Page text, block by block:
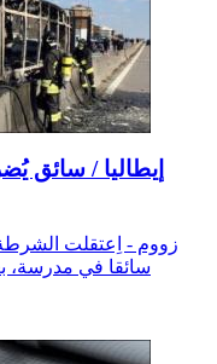
زووم - اِعتقلت